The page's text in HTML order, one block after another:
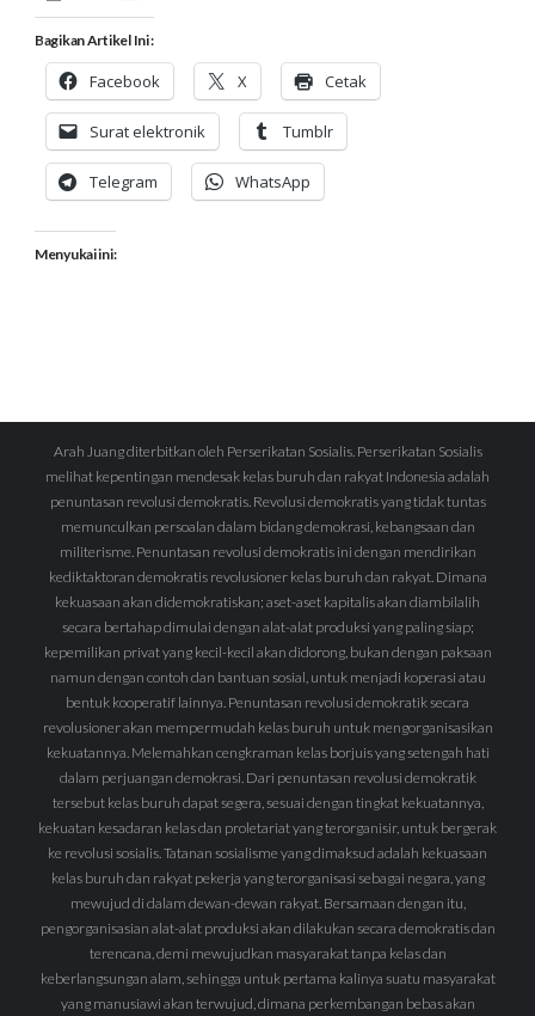
Bagikan Artikel Ini :
Facebook X Cetak
Surat elektronik Tumblr
Telegram WhatsApp
Menyukai ini:
Arah Juang diterbitkan oleh Perserikatan Sosialis. Perserikatan Sosialis
melihat kepentingan mendesak kelas buruh dan rakyat Indonesia adalah
penuntasan revolusi demokratis. Revolusi demokratis yang tidak tuntas
memunculkan persoalan dalam bidang demokrasi, kebangsaan dan
militerisme. Penuntasan revolusi demokratis ini dengan mendirikan
kediktaktoran demokratis revolusioner kelas buruh dan rakyat. Dimana
kekuasaan akan didemokratiskan; aset-aset kapitalis akan diambilalih
secara bertahap dimulai dengan alat-alat produksi yang paling siap;
kepemilikan privat yang kecil-kecil akan didorong, bukan dengan paksaan
namun dengan contoh dan bantuan sosial, untuk menjadi koperasi atau
bentuk kooperatif lainnya. Penuntasan revolusi demokratik secara
revolusioner akan mempermudah kelas buruh untuk mengorganisasikan
kekuatannya. Melemahkan cengkraman kelas borjuis yang setengah hati
dalam perjuangan demokrasi. Dari penuntasan revolusi demokratik
tersebut kelas buruh dapat segera, sesuai dengan tingkat kekuatannya,
kekuatan kesadaran kelas dan proletariat yang terorganisir, untuk bergerak
ke revolusi sosialis. Tatanan sosialisme yang dimaksud adalah kekuasaan
kelas buruh dan rakyat pekerja yang terorganisasi sebagai negara, yang
mewujud di dalam dewan-dewan rakyat. Bersamaan dengan itu,
pengorganisasian alat-alat produksi akan dilakukan secara demokratis dan
terencana, demi mewujudkan masyarakat tanpa kelas dan
keberlangsungan alam, sehingga untuk pertama kalinya suatu masyarakat
yang manusiawi akan terwujud, dimana perkembangan bebas akan